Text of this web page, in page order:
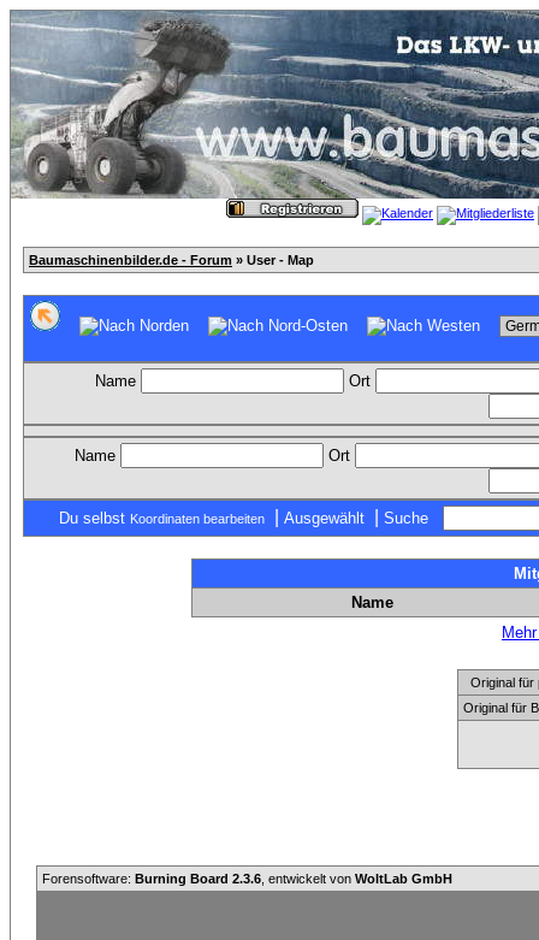
Baumaschinenbilder.de - Forum » User - Map
Name Ort
Name Ort
Du selbst Koordinaten bearbeiten Ausgewählt Suche
Name
Original für
Original für
Forensoftware: Burning Board 2.3.6 , entwickelt von WoltLab GmbH